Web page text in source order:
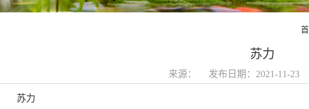
苏力
来源： 发布日期：2021-11-23
苏力